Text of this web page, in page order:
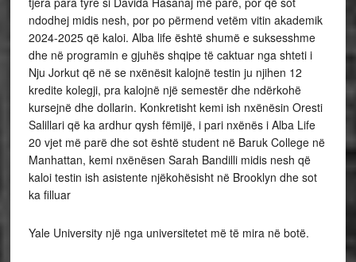
ndodhej midis nesh, por po përmend vetëm vitin akademik
2024-2025 që kaloi. Alba life është shumë e suksesshme
dhe në programin e gjuhës shqipe të caktuar nga shteti i
Nju Jorkut që në se nxënësit kalojnë testin ju njihen 12
kredite kolegji, pra kalojnë një semestër dhe ndërkohë
kursejnë dhe dollarin. Konkretisht kemi ish nxënësin Oresti
Salillari që ka ardhur qysh fëmijë, i pari nxënës i Alba Life
20 vjet më parë dhe sot është student në Baruk College në
Manhattan, kemi nxënësen Sarah Bandilli midis nesh që
kaloi testin ish asistente njëkohësisht në Brooklyn dhe sot
ka filluar
Yale University një nga universitetet më të mira në botë.